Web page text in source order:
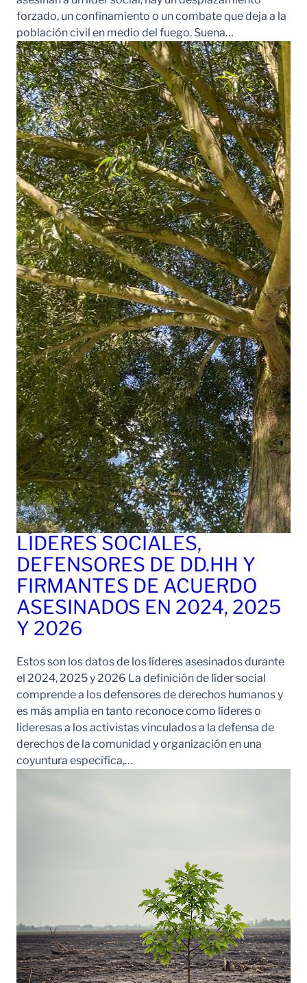
forzado, un confinamiento o un combate que deja a la
población civil en medio del fuego. Suena…
LÍDERES SOCIALES,
DEFENSORES DE DD.HH Y
FIRMANTES DE ACUERDO
ASESINADOS EN 2024, 2025
Y 2026
Estos son los datos de los líderes asesinados durante
el 2024, 2025 y 2026 La definición de líder social
comprende a los defensores de derechos humanos y
es más amplia en tanto reconoce como líderes o
lideresas a los activistas vinculados a la defensa de
derechos de la comunidad y organización en una
coyuntura específica,…